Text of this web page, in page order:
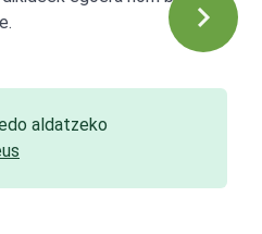
aldatzeko